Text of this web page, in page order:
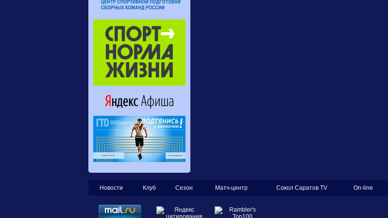
Новости Клуб Сезон Матч-центр Сокол Саратов TV On-line